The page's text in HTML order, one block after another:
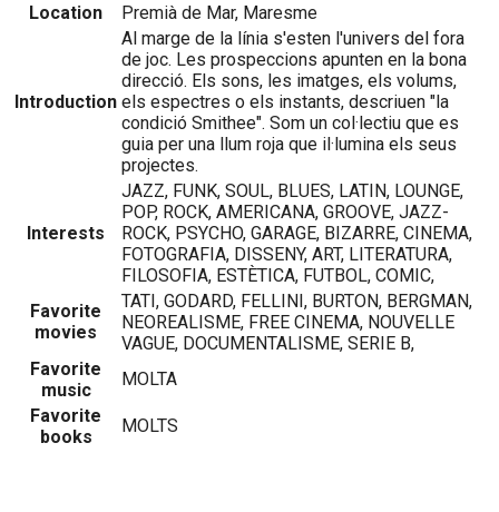
Location
Premià de Mar, Maresme
Introduction
Al marge de la línia s'esten l'univers del fora
de joc. Les prospeccions apunten en la bona
direcció. Els sons, les imatges, els volums,
els espectres o els instants, descriuen "la
condició Smithee". Som un col·lectiu que es
guia per una llum roja que il·lumina els seus
projectes.
Interests
JAZZ, FUNK, SOUL, BLUES, LATIN, LOUNGE,
POP, ROCK, AMERICANA, GROOVE, JAZZ-
ROCK, PSYCHO, GARAGE, BIZARRE, CINEMA,
FOTOGRAFIA, DISSENY, ART, LITERATURA,
FILOSOFIA, ESTÈTICA, FUTBOL, COMIC,
Favorite
movies
TATI, GODARD, FELLINI, BURTON, BERGMAN,
NEOREALISME, FREE CINEMA, NOUVELLE
VAGUE, DOCUMENTALISME, SERIE B,
Favorite
music
MOLTA
Favorite
books
MOLTS